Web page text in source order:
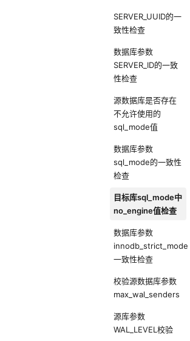
SERVER_UUID的一
致性检查
数据库参数
SERVER_ID的一致
性检查
源数据库是否存在
不允许使用的
sql_mode值
数据库参数
sql_mode的一致性
检查
目标库sql_mode中
no_engine值检查
数据库参数
innodb_strict_mode
一致性检查
校验源数据库参数
max_wal_senders
源库参数
WAL_LEVEL校验